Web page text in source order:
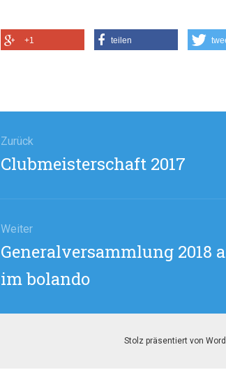
+1 teilen
Zurück
Vorheriger
Clubmeisterschaft 2017
Weiter
Nächster
Generalversammlung 2018
im bolando
Stolz präsentiert von